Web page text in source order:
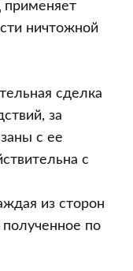
применяет
ничтожной
сделка
за
с ее
с
из сторон
полученное по